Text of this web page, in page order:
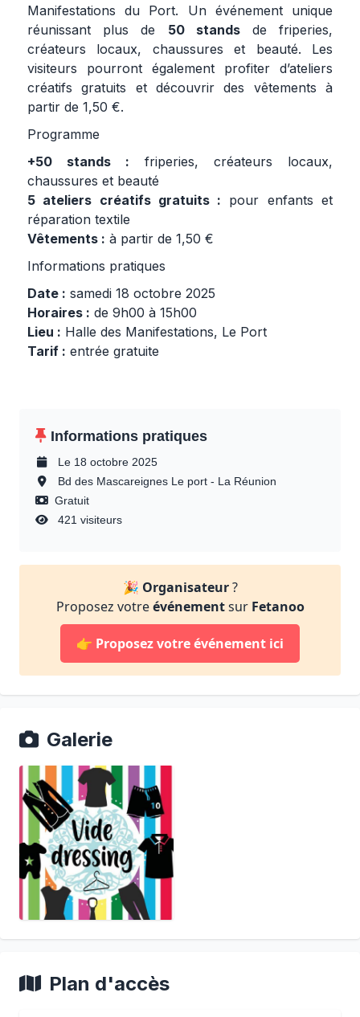
Manifestations du Port. Un événement unique
réunissant plus de 50 standsde friperies,
créateurs locaux, chaussures et beauté. Les
visiteurs pourront également profiter d’ateliers
créatifs gratuits et découvrir des vêtements à
partir de 1,50 €.
Programme
+50 stands : friperies, créateurs locaux,
chaussures et beauté
5 ateliers créatifs gratuits : pour enfants et
réparation textile
Vêtements : à partir de 1,50 €
Informations pratiques
Date : samedi 18 octobre 2025
Horaires : de 9h00 à 15h00
Lieu : Halle des Manifestations, Le Port
Tarif : entrée gratuite
Informations pratiques
Le 18 octobre 2025
Bd des Mascareignes Le port - La Réunion
Gratuit
421 visiteurs
🎉 Organisateur?
Proposez votreévénementsur Fetanoo
👉 Proposez votre événement ici
Galerie
Plan d'accès